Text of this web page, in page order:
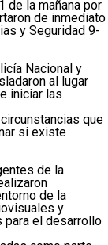
de la mañana por
de inmediato
y Seguridad 9-
Nacional y
al lugar
iniciar las
que
si existe
de la
de la
y
para el desarrollo